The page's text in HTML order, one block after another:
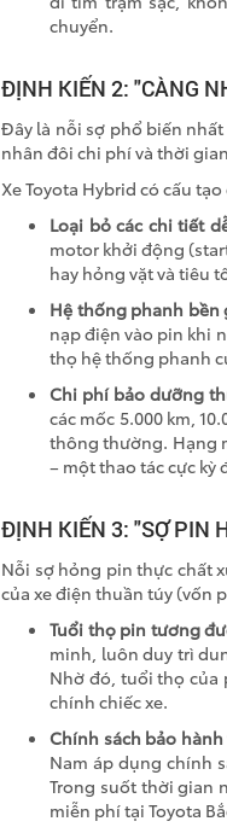
chuyển.
ĐỊNH KIẾN 2: "CÀNG
Đây là nỗi sợ phổ biến
nhân đôi chi phí và thời
Xe Toyota Hybrid có cấu
Loại bỏ các chi tiết
motor khởi động
hay hỏng vặt và tiêu
Hệ thống phanh bền
nạp điện vào pin khi
thọ hệ thống phanh
Chi phí bảo dưỡng
các mốc 5.000 km,
thông thường. Hạng
– một thao tác cực kỳ
ĐỊNH KIẾN 3: "SỢ PIN
Nỗi sợ hỏng pin thực chất
của xe điện thuần túy (vốn
Tuổi thọ pin tương
minh, luôn duy trì
Nhờ đó, tuổi thọ của
chính chiếc xe.
Chính sách bảo
Nam áp dụng chính
Trong suốt thời gian
miễn phí tại Toyota